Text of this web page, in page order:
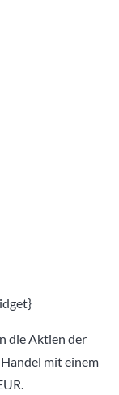
die Aktien der
mit einem